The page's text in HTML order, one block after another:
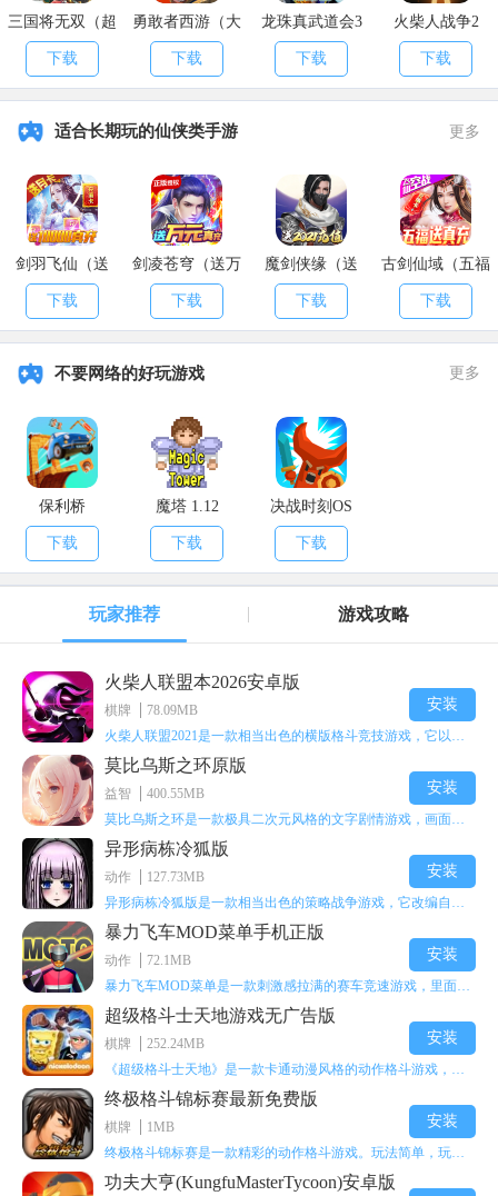
三国将无双（超
神魔将版）
下载
勇敢者西游（大
乱斗）
下载
龙珠真武道会3
下载
火柴人战争2
下载
适合长期玩的仙侠类手游 更多
剑羽飞仙（送
10000真充）
下载
剑凌苍穹（送万
元真充）
下载
魔剑侠缘（送
2021充值）
下载
古剑仙域（五福
送真充）
下载
不要网络的好玩游戏 更多
保利桥
下载
魔塔 1.12
下载
决战时刻OS
下载
玩家推荐 游戏攻略
火柴人联盟本2026安卓版
棋牌
78.09MB
安装
莫比乌斯之环原版
益智
400.55MB
安装
异形病栋冷狐版
动作
127.73MB
安装
暴力飞车MOD菜单手机正版
动作
72.1MB
安装
超级格斗士天地游戏无广告版
棋牌
252.24MB
安装
终极格斗锦标赛最新免费版
棋牌
1MB
安装
功夫大亨(KungfuMasterTycoon)安卓版